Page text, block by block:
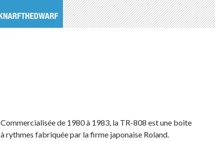
Commercialisée de 1980 à 1983, la TR-808 est une boite
à rythmes fabriquée par la firme japonaise Roland.